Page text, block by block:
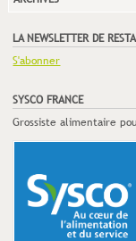
LA NEWSLETTER DE
S'abonner
SYSCO FRANCE
Grossiste alimentaire